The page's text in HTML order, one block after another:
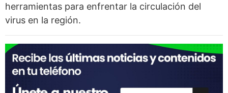
herramientas para enfrentar la circulación del
virus en la región.